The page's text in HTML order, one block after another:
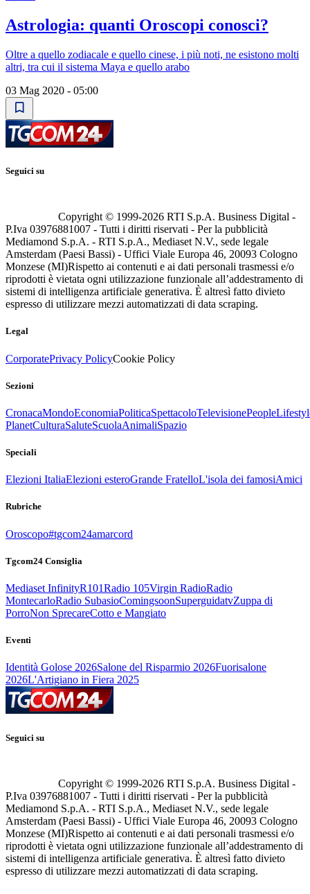
Astrologia: quanti Oroscopi conosci?
Oltre a quello zodiacale e quello cinese, i più noti, ne esistono molti
altri, tra cui il sistema Maya e quello arabo
03 Mag 2020 - 05:00
Seguici su
Copyright © 1999-2026 RTI S.p.A. Business Digital -
P.Iva 03976881007 - Tutti i diritti riservati - Per la pubblicità
Mediamond S.p.A. - RTI S.p.A., Mediaset N.V., sede legale
Amsterdam (Paesi Bassi) - Uffici Viale Europa 46, 20093 Cologno
Monzese (MI)Rispetto ai contenuti e ai dati personali trasmessi e/o
riprodotti è vietata ogni utilizzazione funzionale all’addestramento di
sistemi di intelligenza artificiale generativa. È altresì fatto divieto
espresso di utilizzare mezzi automatizzati di data scraping.
Legal
CorporatePrivacy PolicyCookie Policy
Sezioni
CronacaMondoEconomiaPoliticaSpettacoloTelevisionePeople
PlanetCulturaSaluteScuolaAnimaliSpazio
Speciali
Elezioni ItaliaElezioni esteroGrande FratelloL'isola dei famosiAmici
Rubriche
Oroscopo#tgcom24amarcord
Tgcom24 Consiglia
Mediaset InfinityR101Radio 105Virgin RadioRadio
MontecarloRadio SubasioComingsoonSuperguidatvZuppa di
PorroNon SprecareCotto e Mangiato
Eventi
Identità Golose 2026Salone del Risparmio 2026Fuorisalone
2026L'Artigiano in Fiera 2025
Seguici su
Copyright © 1999-2026 RTI S.p.A. Business Digital -
P.Iva 03976881007 - Tutti i diritti riservati - Per la pubblicità
Mediamond S.p.A. - RTI S.p.A., Mediaset N.V., sede legale
Amsterdam (Paesi Bassi) - Uffici Viale Europa 46, 20093 Cologno
Monzese (MI)Rispetto ai contenuti e ai dati personali trasmessi e/o
riprodotti è vietata ogni utilizzazione funzionale all’addestramento di
sistemi di intelligenza artificiale generativa. È altresì fatto divieto
espresso di utilizzare mezzi automatizzati di data scraping.